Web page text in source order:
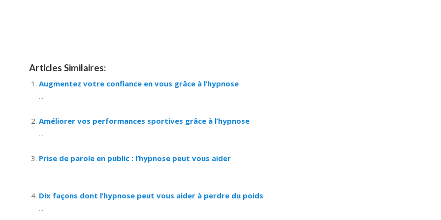
Articles Similaires:
Augmentez votre confiance en vous grâce à l’hypnose
...
Améliorer vos performances sportives grâce à l’hypnose
...
Prise de parole en public : l’hypnose peut vous aider
...
Dix façons dont l’hypnose peut vous aider à perdre du poids
...